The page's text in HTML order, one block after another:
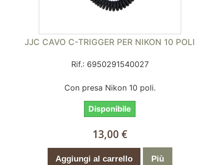
JJC CAVO C-TRIGGER PER NIKON 10 POLI
Rif.: 6950291540027
Con presa Nikon 10 poli.
Disponibile
13,00 €
Aggiungi al carrello Più